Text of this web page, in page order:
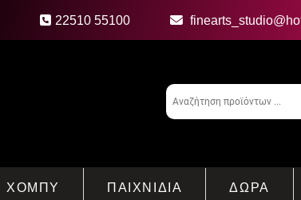
22510 55100
ΧΟΜΠΥ ΠΑΙΧΝΙΔΙΑ ΔΩΡΑ